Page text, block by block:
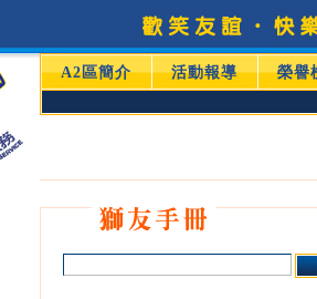
A2區簡介 活動報導 榮譽